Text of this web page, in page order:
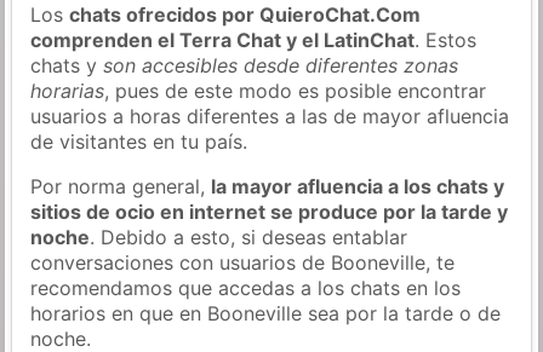
Loschats ofrecidos por QuieroChat.Com
comprenden el Terra Chat y el LatinChat. Estos
chats yson accesibles desde diferentes zonas
horarias, pues de este modo es posible encontrar
usuarios a horas diferentes a las de mayor afluencia
de visitantes en tu país.
Por norma general, la mayor afluencia a los chats y
sitios de ocio en internet se produce por la tarde y
noche. Debido a esto, si deseas entablar
conversaciones con usuarios de Booneville, te
recomendamos que accedas a los chats en los
horarios en que en Booneville sea por la tarde o de
noche.